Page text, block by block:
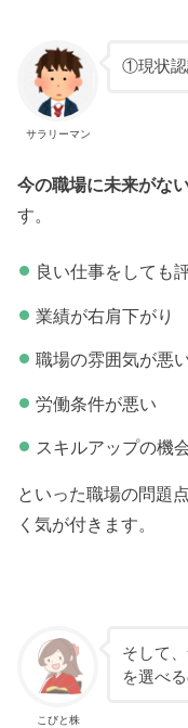
サラリーマン
①現状認
今の職場に未来がな
す。
良い仕事をしても
業績が右肩下がり
職場の雰囲気が悪
労働条件が悪い
スキルアップの機
といった職場の問題
く気が付きます。
こびと株
そして
を選べ